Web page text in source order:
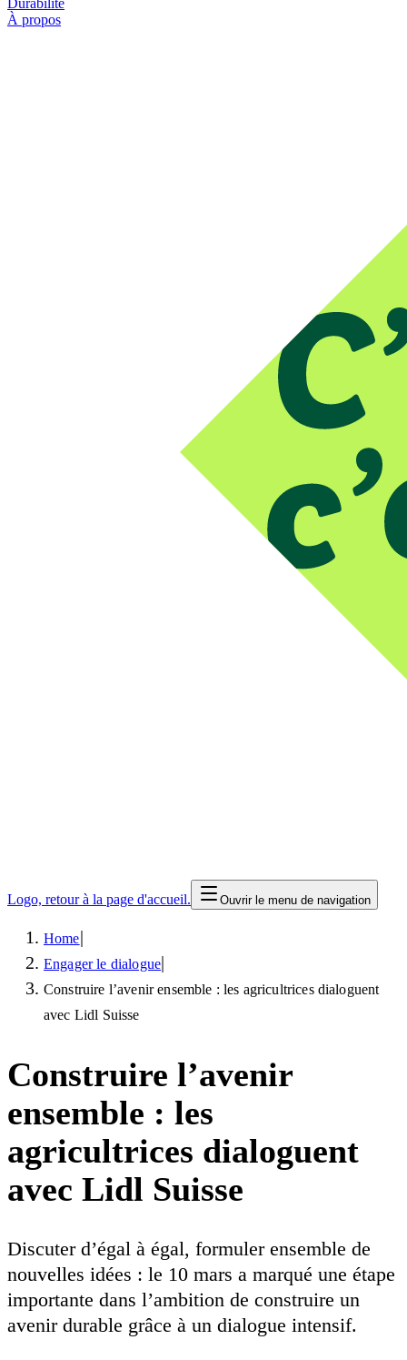
Durabilité
À propos
Logo, retour à la page d'accueil. Ouvrir le menu de navigation
Home|
Engager le dialogue|
Construire l’avenir ensemble : les agricultrices dialoguent
avec Lidl Suisse
Construire l’avenir
ensemble : les
agricultrices dialoguent
avec Lidl Suisse
Discuter d’égal à égal, formuler ensemble de
nouvelles idées : le 10 mars a marqué une étape
importante dans l’ambition de construire un
avenir durable grâce à un dialogue intensif.